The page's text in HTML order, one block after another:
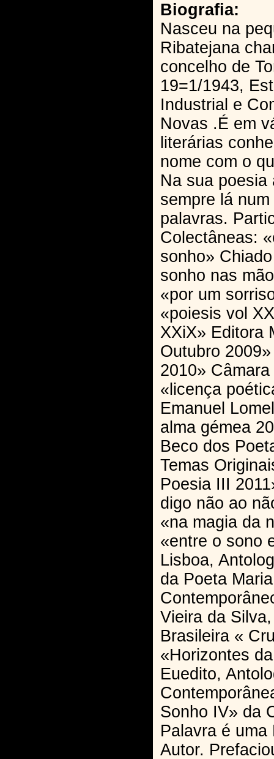
Biografia:
Nasceu na
Ribatejana
concelho de
19=1/1943,
Industrial e
Novas .É em
literárias
nome com o
Na sua poesia
sempre lá
palavras.
Colectâneas:
sonho»
sonho nas
«por um
«poiesis vol
XXiX» Editora
Outubro
2010»
«licença
Emanuel
alma gémea
Beco dos
Temas
Poesia III
digo não ao
«na magia da
«entre o sono
Lisboa,
da Poeta
Vieira da
Brasileira «
«Horizontes
Euedito,
Sonho IV» da
Palavra é uma
Autor.